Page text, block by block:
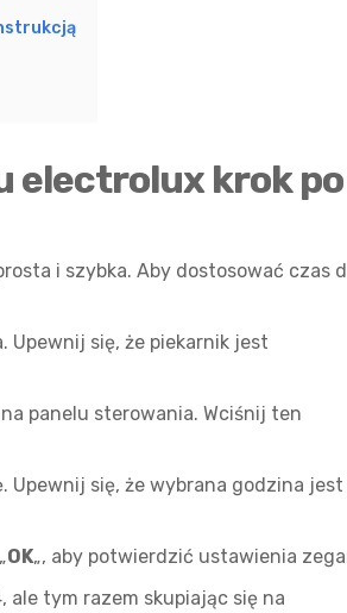
electrolux krok po
i szybka. Aby dostosować czas
Upewnij się, że piekarnik jest
na panelu sterowania. Wciśnij ten
się, że wybrana godzina jest
OK„, aby potwierdzić ustawienia
tym razem skupiając się na